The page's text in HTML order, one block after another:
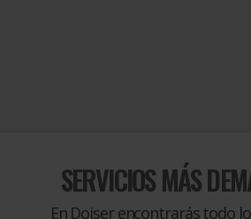
SERVICIOS MÁS
En Doiser encontrarás todo